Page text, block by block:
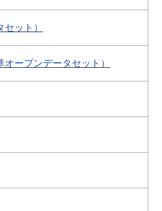
ット）
ープンデータセット）